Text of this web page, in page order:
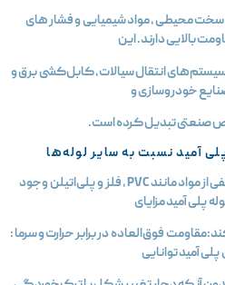
محیطی ، مواد شیمیایی و فشار های
بالایی دارند. این
سیستم‌های انتقال سیالات، کابل‌کشی برق و
خودروسازی و
صنعتی تبدیل کرده است.
آمید نسبت به سایر لوله‌ها
در بازار لوله‌های صنعتی، انواع مختلفی از مواد مانند PVC ، فلز و پلی‌اتیلن وجود
پلی آمید مزایای
فوق‌العاده در برابر حرارت و سرما :
آمید توانایی